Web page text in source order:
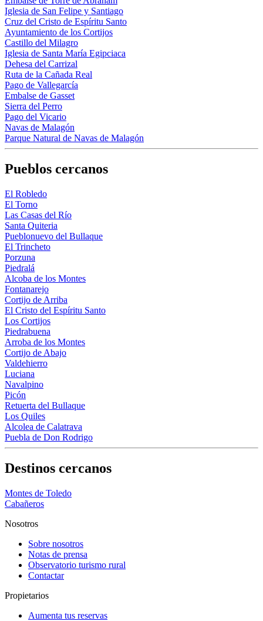
Iglesia de San Felipe y Santiago
Cruz del Cristo de Espíritu Santo
Ayuntamiento de los Cortijos
Castillo del Milagro
Iglesia de Santa María Egipciaca
Dehesa del Carrizal
Ruta de la Cañada Real
Pago de Vallegarcía
Embalse de Gasset
Sierra del Perro
Pago del Vicario
Navas de Malagón
Parque Natural de Navas de Malagón
Pueblos cercanos
El Robledo
El Torno
Las Casas del Río
Santa Quiteria
Pueblonuevo del Bullaque
El Trincheto
Porzuna
Piedralá
Alcoba de los Montes
Fontanarejo
Cortijo de Arriba
El Cristo del Espíritu Santo
Los Cortijos
Piedrabuena
Arroba de los Montes
Cortijo de Abajo
Valdehierro
Luciana
Navalpino
Picón
Retuerta del Bullaque
Los Quiles
Alcolea de Calatrava
Puebla de Don Rodrigo
Destinos cercanos
Montes de Toledo
Cabañeros
Nosotros
Sobre nosotros
Notas de prensa
Observatorio turismo rural
Contactar
Propietarios
Aumenta tus reservas